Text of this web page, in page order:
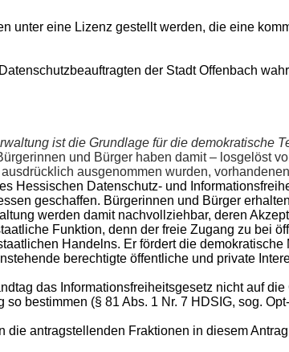
unter eine Lizenz gestellt werden, die eine
der Stadt Offenbach
ist die Grundlage für die demokratische
und Bürger haben damit – losgelöst
ausgenommen wurden,
Hessischen Datenschutz- und
geschaffen. Bürgerinnen und Bürger
werden damit nachvollziehbar, deren
Funktion, denn der freie Zugang zu bei
Handelns. Er fördert die demokratische
berechtigte öffentliche und private
das Informationsfreiheitsgesetz nicht auf
bestimmen (§ 81 Abs. 1 Nr. 7 HDSIG, sog.
die antragstellenden Fraktionen in diesem